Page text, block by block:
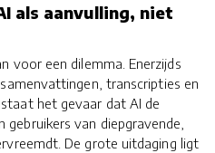
als aanvulling, niet
voor een dilemma. Enerzijds
transcripties en
het gevaar dat AI de
van diepgravende,
De grote uitdaging ligt